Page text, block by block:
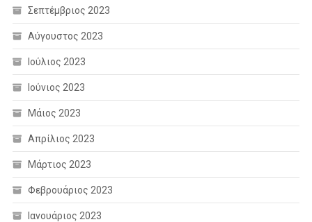
Σεπτέμβριος 2023
Αύγουστος 2023
Ιούλιος 2023
Ιούνιος 2023
Μάιος 2023
Απρίλιος 2023
Μάρτιος 2023
Φεβρουάριος 2023
Ιανουάριος 2023